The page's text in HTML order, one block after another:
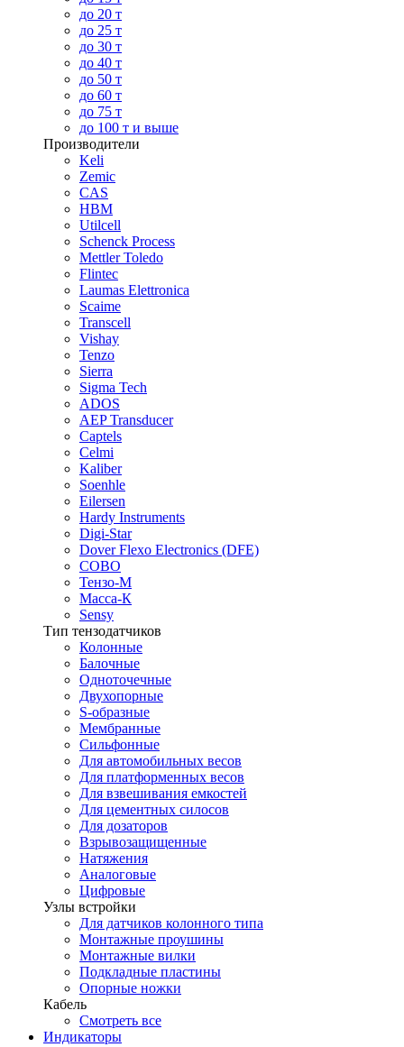
до 20 т
до 25 т
до 30 т
до 40 т
до 50 т
до 60 т
до 75 т
до 100 т и выше
Производители
Keli
Zemic
CAS
HBM
Utilcell
Schenck Process
Mettler Toledo
Flintec
Laumas Elettronica
Scaime
Transcell
Vishay
Tenzo
Sierra
Sigma Tech
ADOS
AEP Transducer
Captels
Celmi
Kaliber
Soenhle
Eilersen
Hardy Instruments
Digi-Star
Dover Flexo Electronics (DFE)
COBO
Тензо-М
Масса-К
Sensy
Тип тензодатчиков
Колонные
Балочные
Одноточечные
Двухопорные
S-образные
Мембранные
Сильфонные
Для автомобильных весов
Для платформенных весов
Для взвешивания емкостей
Для цементных силосов
Для дозаторов
Взрывозащищенные
Натяжения
Аналоговые
Цифровые
Узлы встройки
Для датчиков колонного типа
Монтажные проушины
Монтажные вилки
Подкладные пластины
Опорные ножки
Кабель
Смотреть все
Индикаторы